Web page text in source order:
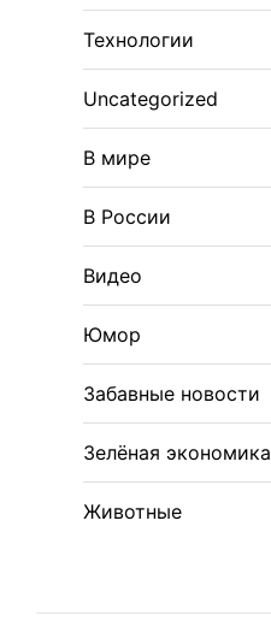
Технологии
Uncategorized
В мире
В России
Видео
Юмор
Забавные новости
Зелёная экономика
Животные